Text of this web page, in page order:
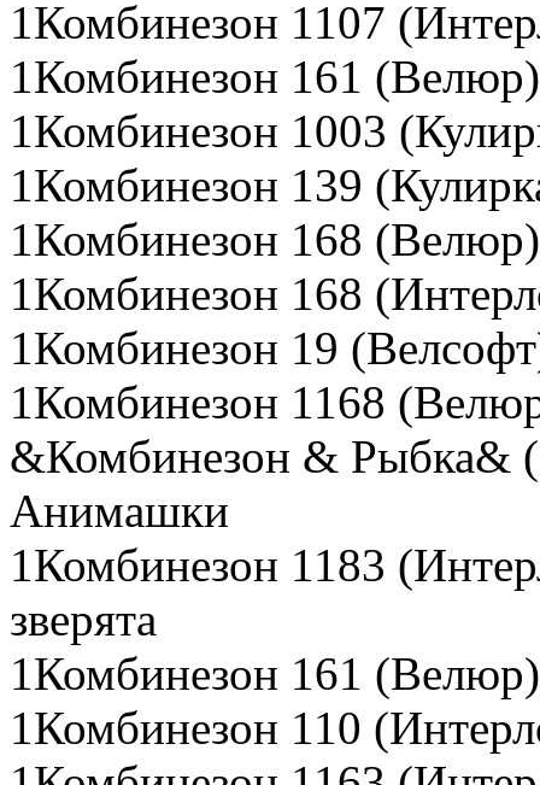
1Комбинезон 1107
1Комбинезон 161
1Комбинезон 1003
1Комбинезон 139
1Комбинезон 168 (Велюр)
1Комбинезон 168
1Комбинезон 19
1Комбинезон 1168
&Комбинезон & Рыбка&
Анимашки
1Комбинезон 1183
зверята
1Комбинезон 161
1Комбинезон 110